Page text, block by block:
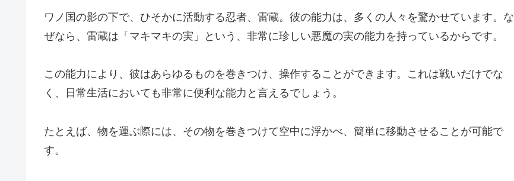
ワノ国の影の下で、ひそかに活動する忍者、雷蔵。彼の能力は、多くの人々を驚かせています。な
ぜなら、雷蔵は「マキマキの実」という、非常に珍しい悪魔の実の能力を持っているからです。
この能力により、彼はあらゆるものを巻きつけ、操作することができます。これは戦いだけでな
く、日常生活においても非常に便利な能力と言えるでしょう。
たとえば、物を運ぶ際には、その物を巻きつけて空中に浮かべ、簡単に移動させることが可能で
す。